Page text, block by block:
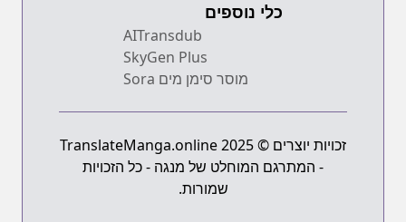
כלי נוספים
AITransdub
SkyGen Plus
מוסר סימן מים Sora
זכויות יוצרים © 2025 TranslateManga.online
- המתרגם המוחלט של מנגה - כל הזכויות
שמורות.